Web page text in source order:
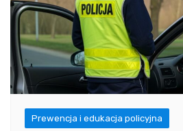
Prewencja i edukacja policyjna